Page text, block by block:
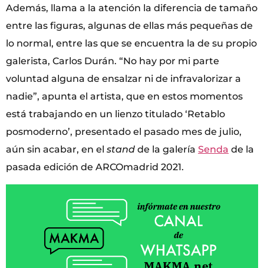
Además, llama a la atención la diferencia de tamaño
entre las figuras, algunas de ellas más pequeñas de
lo normal, entre las que se encuentra la de su propio
galerista, Carlos Durán. “No hay por mi parte
voluntad alguna de ensalzar ni de infravalorizar a
nadie”, apunta el artista, que en estos momentos
está trabajando en un lienzo titulado ‘Retablo
posmoderno’, presentado el pasado mes de julio,
aún sin acabar, en el stand de la galería Senda de la
pasada edición de ARCOmadrid 2021.